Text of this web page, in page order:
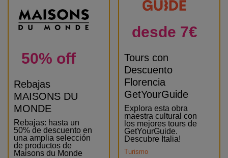
50% off
Rebajas
MAISONS DU
MONDE
Rebajas: hasta un
50% de descuento en
una amplia selección
de productos de
Maisons du Monde
desde 7€
Tours con
Descuento
Florencia
GetYourGuide
Explora esta obra
maestra cultural con
los mejores tours de
GetYourGuide.
Descubre Italia!
Turismo